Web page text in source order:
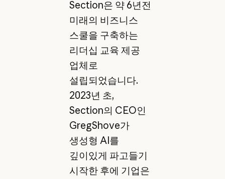
Section은 약 6년전
미래의 비즈니스
스쿨을 구축하는
리더십 교육 제공
업체로
설립되었습니다.
2023년 초,
Section의 CEO인
GregShove가
생성형 AI를
깊이있게 파고들기
시작한 후에 기업은